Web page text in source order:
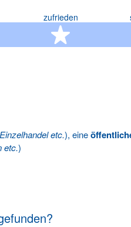
zufrieden
4 Sterne
etc.), eine
etc.)